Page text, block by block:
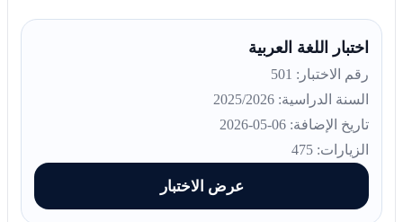
اختبار اللغة العربية
رقم الاختبار: 501
السنة الدراسية: 2025/2026
تاريخ الإضافة: 06-05-2026
الزيارات: 475
عرض الاختبار